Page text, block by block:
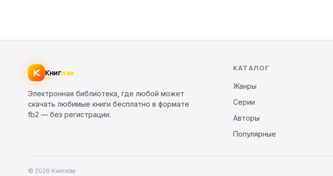
Книгизм
Электронная библиотека, где любой может
скачать любимые книги бесплатно в формате
fb2 — без регистрации.
КАТАЛОГ
Жанры
Серии
Авторы
Популярные
© 2026 Книгизм